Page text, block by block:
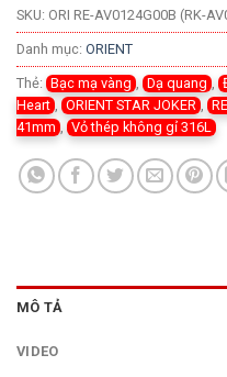
SKU: ORI RE-AV0124G00B (RK-
Danh mục: ORIENT
Thẻ: Bạc mạ vàng Dạ quang
Heart
ORIENT STAR JOKER
41mm
Vỏ thép không gỉ 316L
MÔ TẢ
VIDEO